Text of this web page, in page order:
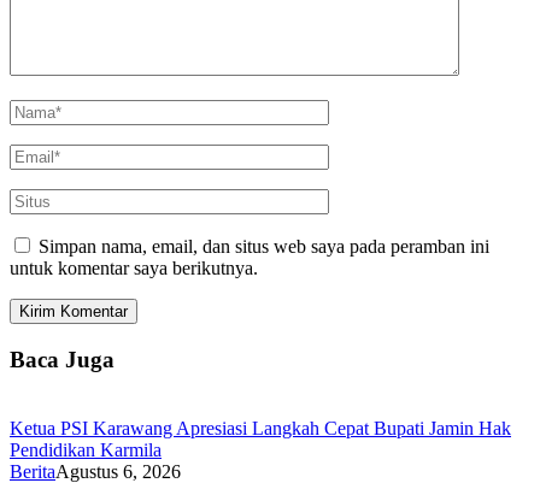
Simpan nama, email, dan situs web saya pada peramban ini
untuk komentar saya berikutnya.
Baca Juga
Ketua PSI Karawang Apresiasi Langkah Cepat Bupati Jamin Hak
Pendidikan Karmila
BeritaAgustus 6, 2026